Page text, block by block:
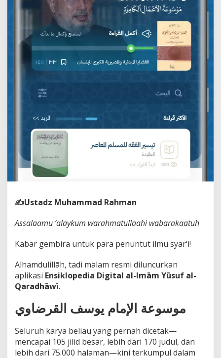
✍️Ustadz Muhammad Rahman
Assalaamu ‘alaykum warahmatullaahi wabarakaatuh
Kabar gembira untuk para penuntut ilmu syar‘i!
Alhamdulillāh, tadi malam resmi diluncurkan
aplikasi Ensiklopedia Digital al-Imām Yūsuf al-
Qaradhāwī.
موسوعة الإمام يوسف القرضاوي
Seluruh karya beliau yang pernah dicetak—
mencapai 105 jilid besar, lebih dari 170 judul, dan
lebih dari 75.000 halaman—kini terkumpul dalam